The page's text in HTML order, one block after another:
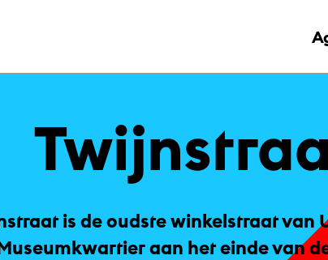
is de oudste winkelstraat van
aan het einde van